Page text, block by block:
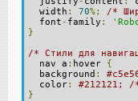
width : 70%;
/*
font - family :
}
/* Стили для
nav a : hover {
background :
color:
#212121; /
}